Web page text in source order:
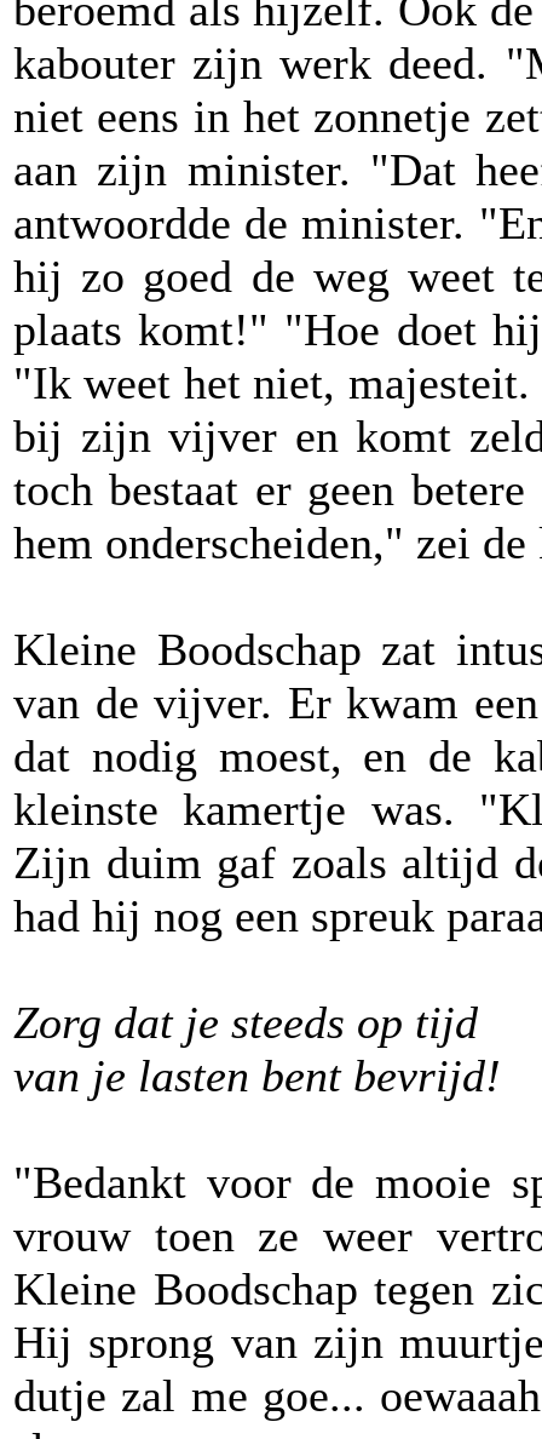
kabouter zijn werk deed.
niet eens in het zonnetje
aan zijn minister. "Dat
antwoordde de minister.
hij zo goed de weg weet
plaats komt!" "Hoe doet
"Ik weet het niet,
bij zijn vijver en komt
toch bestaat er geen
hem onderscheiden," zei
Kleine Boodschap zat
van de vijver. Er kwam
dat nodig moest, en de
kleinste kamertje was.
Zijn duim gaf zoals altijd
had hij nog een spreuk
Zorg dat je steeds op tijd
van je lasten bent bevrijd!
"Bedankt voor de mooie
vrouw toen ze weer
Kleine Boodschap tegen
Hij sprong van zijn
dutje zal me goe...